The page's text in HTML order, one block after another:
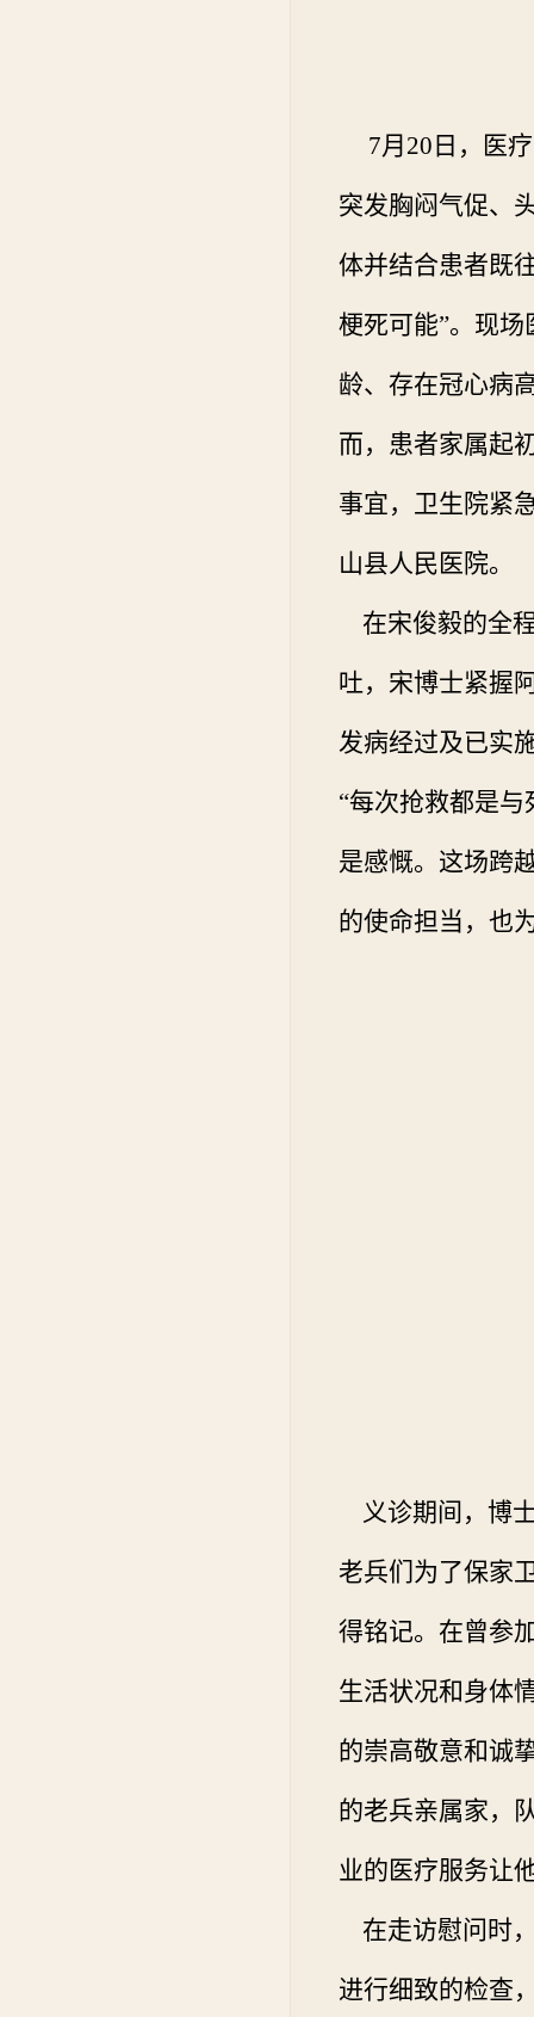
7月 20 日，医
突发胸闷气促、
体并结合患者既
梗死可能”。现
龄、存在冠心病
而，患者家属起
事宜，卫生院紧
山县人民医院。
在宋俊毅的全
吐，宋博士紧握
发病经过及已实
“每次抢救都是
是感慨。这场跨
的使命担当，也
义诊期间，博
老兵们为了保家
得铭记。在曾参
生活状况和身体
的崇高敬意和诚
的老兵亲属家，
业的医疗服务让
在走访慰问时
进行细致的检查